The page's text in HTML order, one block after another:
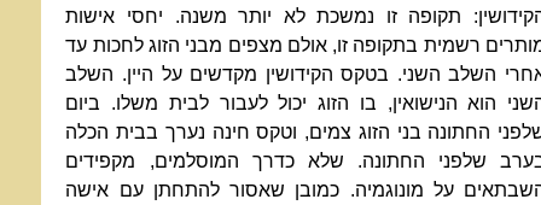
תקופה זו נמשכת לא יותר משנה. יחסי אישות
רשמית בתקופה זו, אולם מצפים מבני הזוג לחכות עד
השלב השני. בטקס הקידושין מקדשים על היין. השלב
הוא הנישואין, בו הזוג יכול לעבור לבית משלו. ביום
החתונה בני הזוג צמים, וטקס חינה נערך בבית הכלה
שלפני החתונה. שלא כדרך המוסלמים, מקפידים
על מונוגמיה. כמובן שאסור להתחתן עם אישה